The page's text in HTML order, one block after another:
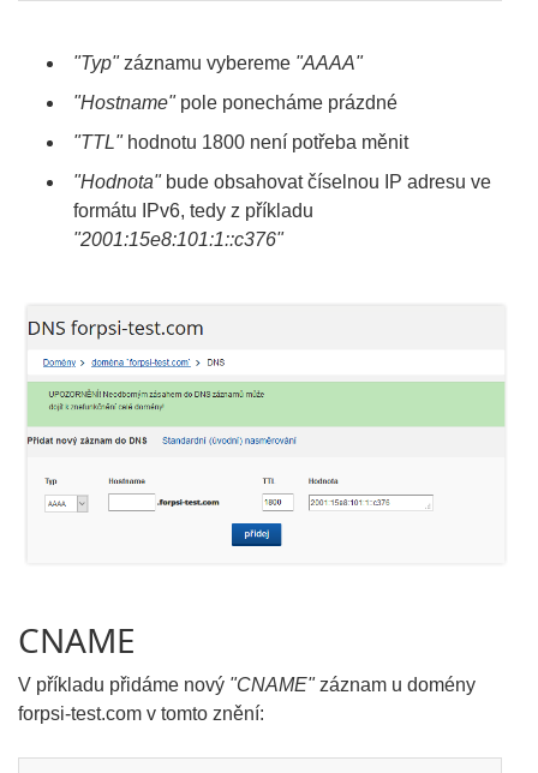
"Typ"záznamu vybereme "AAAA"
"Hostname"pole ponecháme prázdné
"TTL"hodnotu 1800 není potřeba měnit
"Hodnota"bude obsahovat číselnou IP adresu ve
formátu IPv6, tedy z příkladu
"2001:15e8:101:1::c376"
CNAME
V příkladu přidáme nový "CNAME"záznam u domény
forpsi-test.com v tomto znění: